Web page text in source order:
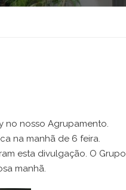
no nosso Agrupamento.
na manhã de 6 feira.
esta divulgação. O Grupo
manhã.